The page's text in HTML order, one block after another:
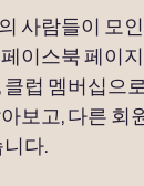
사람들이 모인
이스북 페이
럽 멤버십으
보고, 다른 회
다.